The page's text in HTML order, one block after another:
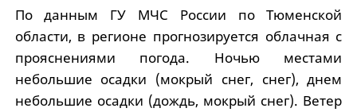
По данным ГУ МЧС России по Тюменской
области, в регионе прогнозируется облачная с
прояснениями погода. Ночью местами
небольшие осадки (мокрый снег, снег), днем
небольшие осадки (дождь, мокрый снег). Ветер